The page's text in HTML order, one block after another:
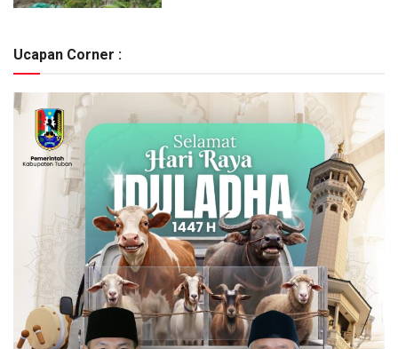
Ucapan Corner :